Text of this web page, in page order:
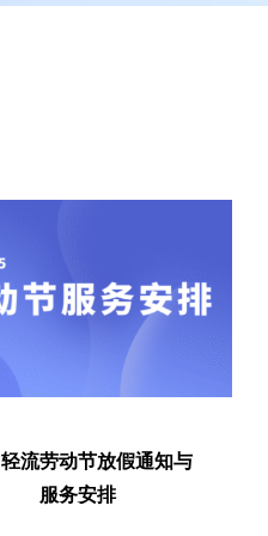
轻流劳动节放假通知与
服务安排